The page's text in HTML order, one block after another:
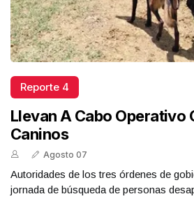
Reporte 4
Llevan A Cabo Operativo
Caninos
Agosto 07
Autoridades de los tres órdenes de
jornada de búsqueda de personas